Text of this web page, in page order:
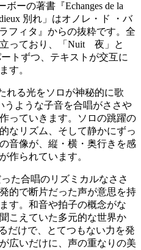
ーの著書『Echanges de la
別れ」はオノレ・ド ・バ
フィタ』からの抜粋です。全
っており、「Nuit 夜」と
トずつ、テキストが交互に
す。
れる光をソロが神秘的に歌
うような子音を合唱がささや
っていきます。ソロの跳躍の
なリズム、そして静かにずっ
音像が、縦・横・奥行きを感
作られています。
た合唱のリズミカルなささ
的で断片だった声が意思を持
す。和音や拍子の概念がな
こえていた多元的な世界か
だけで、とてつもない力を発
広いだけに、声の重なりの美